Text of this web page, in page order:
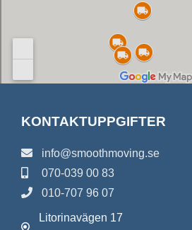
KONTAKTUPPGIFTER
info@smoothmoving.se
070-039 00 83
010-707 96 07
Litorinavägen 17